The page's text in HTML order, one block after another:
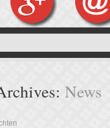
News